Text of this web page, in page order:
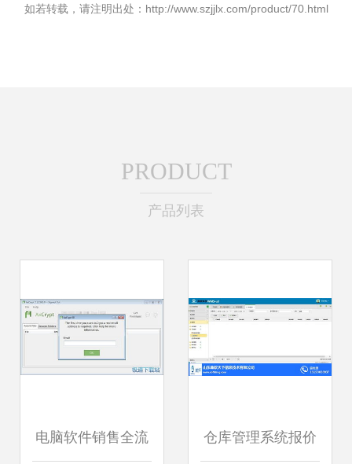
如若转载，请注明出处：http://www.szjjlx.com/product/70.html
PRODUCT
产品列表
电脑软件销售全流 仓库管理系统报价